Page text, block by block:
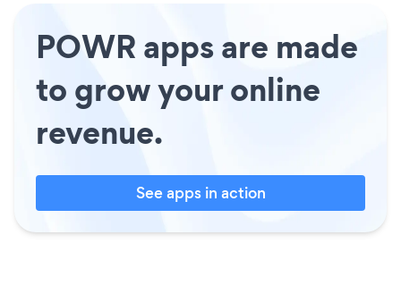
POWR apps are made
to grow your online
revenue.
See apps in action